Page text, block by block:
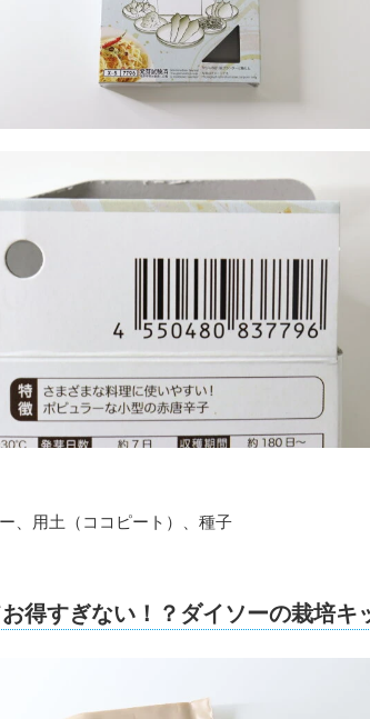
、用土（ココピート）、種子
得すぎない！？ダイソーの栽培キ